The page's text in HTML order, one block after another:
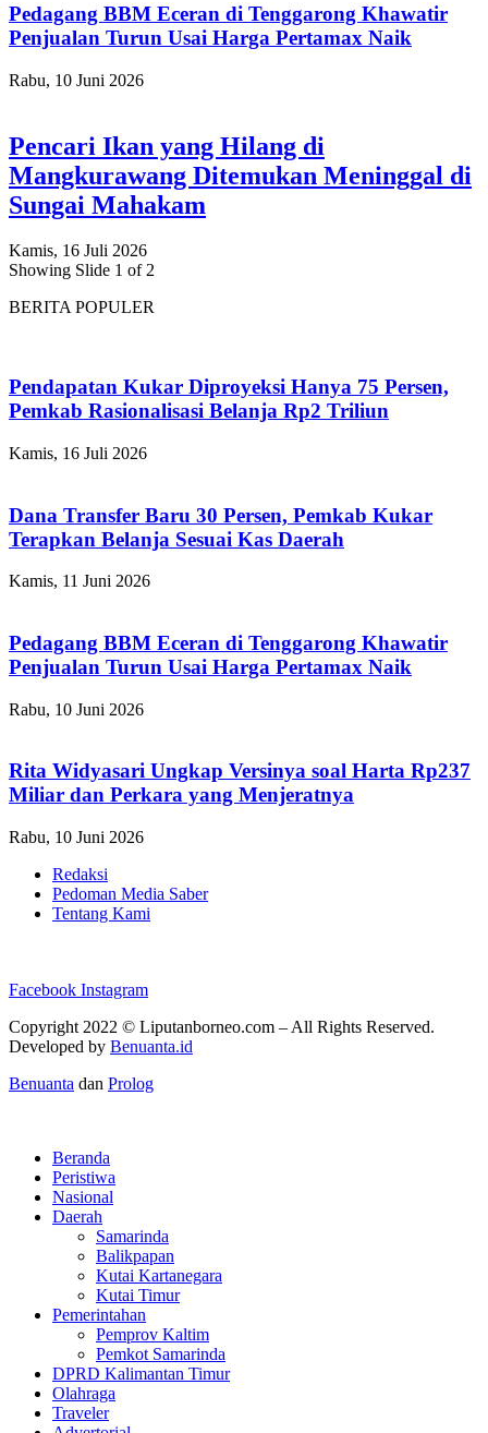
Pedagang BBM Eceran di Tenggarong Khawatir
Penjualan Turun Usai Harga Pertamax Naik
Rabu, 10 Juni 2026
Pencari Ikan yang Hilang di
Mangkurawang Ditemukan Meninggal di
Sungai Mahakam
Kamis, 16 Juli 2026
Showing Slide 1 of 2
BERITA POPULER
Pendapatan Kukar Diproyeksi Hanya 75 Persen,
Pemkab Rasionalisasi Belanja Rp2 Triliun
Kamis, 16 Juli 2026
Dana Transfer Baru 30 Persen, Pemkab Kukar
Terapkan Belanja Sesuai Kas Daerah
Kamis, 11 Juni 2026
Pedagang BBM Eceran di Tenggarong Khawatir
Penjualan Turun Usai Harga Pertamax Naik
Rabu, 10 Juni 2026
Rita Widyasari Ungkap Versinya soal Harta Rp237
Miliar dan Perkara yang Menjeratnya
Rabu, 10 Juni 2026
Redaksi
Pedoman Media Saber
Tentang Kami
Facebook Instagram
Copyright 2022 © Liputanborneo.com – All Rights Reserved.
Developed by Benuanta.id
Benuanta dan Prolog
Beranda
Peristiwa
Nasional
Daerah
Samarinda
Balikpapan
Kutai Kartanegara
Kutai Timur
Pemerintahan
Pemprov Kaltim
Pemkot Samarinda
DPRD Kalimantan Timur
Olahraga
Traveler